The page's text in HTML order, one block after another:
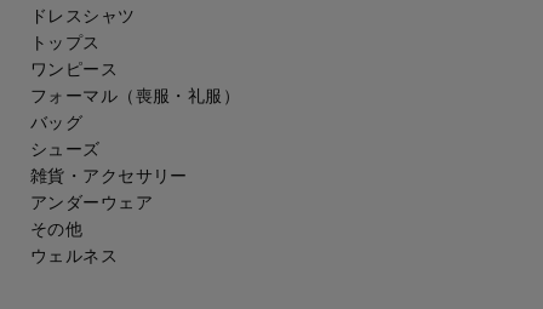
ドレスシャツ
トップス
ワンピース
フォーマル（喪服・礼服）
バッグ
シューズ
雑貨・アクセサリー
アンダーウェア
その他
ウェルネス